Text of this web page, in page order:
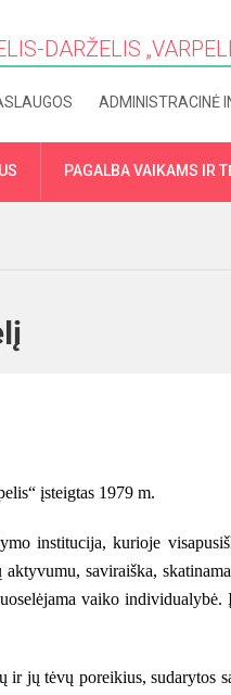
DARŽELIS
ADMINISTRACINĖ
PAGALBA VAIKAMS IR
įsteigtas 1979 m.
institucija, kurioje
saviraiška,
vaiko
ir jų tėvų poreikius, sudarytos